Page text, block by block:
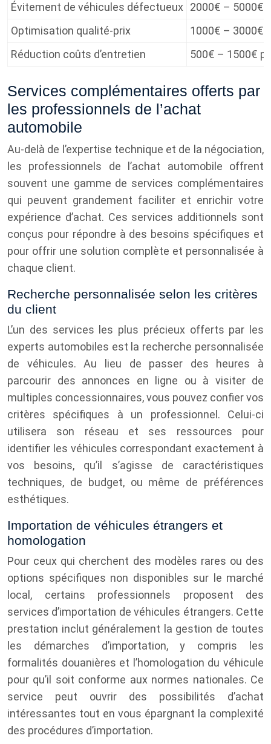
Évitement de véhicules défectueux 2000€ – 5000€
Optimisation qualité-prix
1000€ – 3000€
Réduction coûts d’entretien
500€ – 1500€
Services complémentaires offerts par
les professionnels de l’achat
automobile
Au-delà de l’expertise technique et de la négociation,
les professionnels de l’achat automobile offrent
souvent une gamme de services complémentaires
qui peuvent grandement faciliter et enrichir votre
expérience d’achat. Ces services additionnels sont
conçus pour répondre à des besoins spécifiques et
pour offrir une solution complète et personnalisée à
chaque client.
Recherche personnalisée selon les critères
du client
L’un des services les plus précieux offerts par les
experts automobiles est la recherche personnalisée
de véhicules. Au lieu de passer des heures à
parcourir des annonces en ligne ou à visiter de
multiples concessionnaires, vous pouvez confier vos
critères spécifiques à un professionnel. Celui-ci
utilisera son réseau et ses ressources pour
identifier les véhicules correspondant exactement à
vos besoins, qu’il s’agisse de caractéristiques
techniques, de budget, ou même de préférences
esthétiques.
Importation de véhicules étrangers et
homologation
Pour ceux qui cherchent des modèles rares ou des
options spécifiques non disponibles sur le marché
local, certains professionnels proposent des
services d’importation de véhicules étrangers. Cette
prestation inclut généralement la gestion de toutes
les démarches d’importation, y compris les
formalités douanières et l’homologation du véhicule
pour qu’il soit conforme aux normes nationales. Ce
service peut ouvrir des possibilités d’achat
intéressantes tout en vous épargnant la complexité
des procédures d’importation.